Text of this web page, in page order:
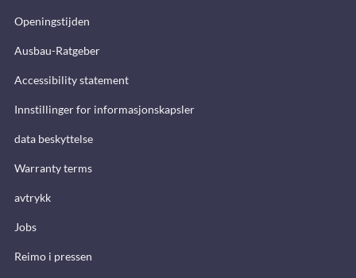
Openingstijden
Ausbau-Ratgeber
Accessibility statement
Innstillinger for informasjonskapsler
data beskyttelse
Warranty terms
avtrykk
Jobs
Reimo i pressen